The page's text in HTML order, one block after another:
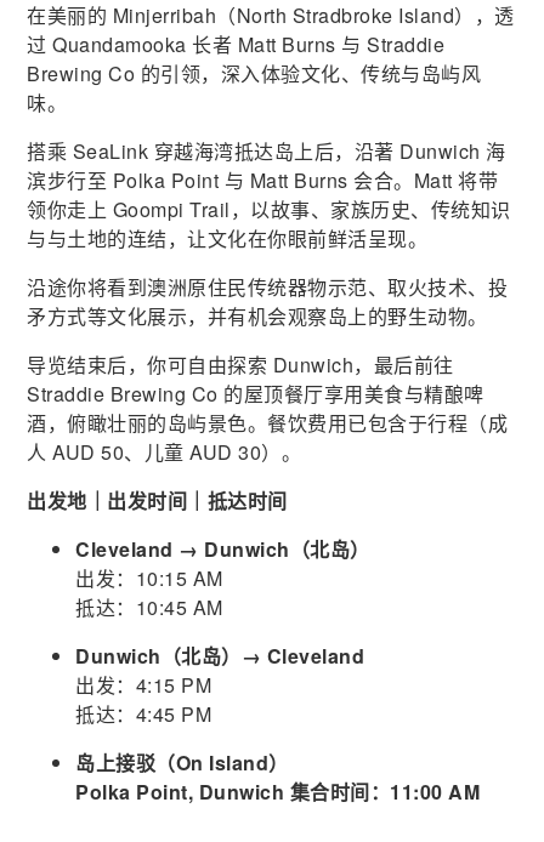
在美丽的 Minjerribah（North Stradbroke Island），透
过 Quandamooka 长者 Matt Burns 与 Straddie
Brewing Co 的引领，深入体验文化、传统与岛屿风
味。
搭乘 SeaLink 穿越海湾抵达岛上后，沿著 Dunwich 海
滨步行至 Polka Point 与 Matt Burns 会合。Matt 将带
领你走上 Goompi Trail，以故事、家族历史、传统知识
与与土地的连结，让文化在你眼前鲜活呈现。
沿途你将看到澳洲原住民传统器物示范、取火技术、投
矛方式等文化展示，并有机会观察岛上的野生动物。
导览结束后，你可自由探索 Dunwich，最后前往
Straddie Brewing Co 的屋顶餐厅享用美食与精酿啤
酒，俯瞰壮丽的岛屿景色。餐饮费用已包含于行程（成
人 AUD 50、儿童 AUD 30）。
出发地｜出发时间｜抵达时间
Cleveland → Dunwich（北岛）
出发：10:15 AM
抵达：10:45 AM
Dunwich（北岛）→ Cleveland
出发：4:15 PM
抵达：4:45 PM
岛上接驳（On Island）
Polka Point, Dunwich 集合时间：11:00 AM